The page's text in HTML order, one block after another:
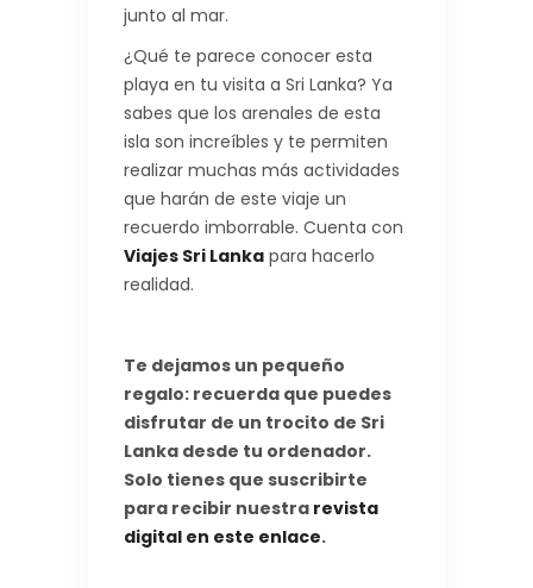
junto al mar.
¿Qué te parece conocer esta
playa en tu visita a Sri Lanka? Ya
sabes que los arenales de esta
isla son increíbles y te permiten
realizar muchas más actividades
que harán de este viaje un
recuerdo imborrable. Cuenta con
Viajes Sri Lanka para hacerlo
realidad.
Te dejamos un pequeño
regalo: recuerda que puedes
disfrutar de un trocito de Sri
Lanka desde tu ordenador.
Solo tienes que suscribirte
para recibir nuestra revista
digital en este enlace.